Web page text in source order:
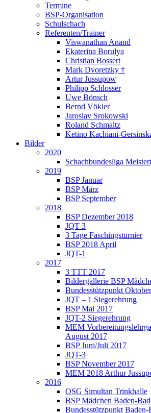
Termine
BSP-Organisation
Schulschach
Referenten/Trainer
Viswanathan Anand
Ekaterina Borulya
Christian Bossert
Mark Dvoretzky †
Artur Jussupow
Philipp Schlosser
Uwe Bönsch
Bernd Vökler
Jaroslav Srokowski
Roland Schmaltz
Ketino Kachiani-
Bilder
2020
Schachbundesliga
2019
BSP Januar
BSP März
BSP September
2018
BSP Dezember 2018
JQT 3
3 Tage Faschingsturnier
BSP 2018 April
JQT-1
2017
3 TTT 2017
Bildergallerie BSP
Bundesstützpunkt Oktober
JQT – 1 Siegerehrung
BSP Mai 2017
JQT-2 Siegerehrung
MEM
August 2017
BSP Juni/Juli 2017
JQT-3
BSP November 2017
MEM 2018 Arthur
2016
OSG Simultan Trinkhalle
BSP Mädchen Baden-
Bundesstützpunkt